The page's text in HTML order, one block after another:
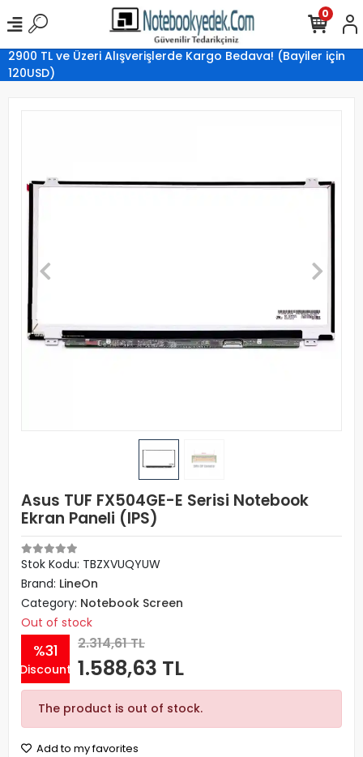
2900 TL ve Üzeri Alışverişlerde Kargo Bedava! (Bayiler için
120USD)
0
Asus TUF FX504GE-E Serisi Notebook
Ekran Paneli (IPS)
Stok Kodu: TBZXVUQYUW
Brand: LineOn
Category: Notebook Screen
Out of stock
%31
Discount
2.314,61 TL
1.588,63 TL
The product is out of stock.
Add to my favorites